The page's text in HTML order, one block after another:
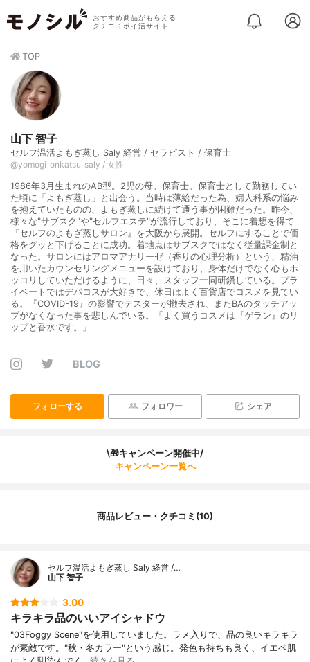
おすすめ商品がもらえる
クチコミポイ活サイト
TOP
山下 智子
セルフ温活よもぎ蒸し Saly 経営 / セラピスト / 保育士
@yomogi_onkatsu_saly / 女性
1986年3月生まれのAB型。2児の母。保育士。保育士として勤務してい
た頃に「よもぎ蒸し」と出会う。当時は薄給だった為、婦人科系の悩み
を抱えていたものの、よもぎ蒸しに続けて通う事が困難だった。昨今、
様々な"サブスク"や"セルフエステ"が流行しており、そこに着想を得て
『セルフのよもぎ蒸しサロン』を大阪から展開。セルフにすることで価
格をグッと下げることに成功。着地点はサブスクではなく従量課金制と
なった。サロンにはアロマアナリーゼ（香りの心理分析）という、精油
を用いたカウンセリングメニューを設けており、身体だけでなく心もホ
ッコリしていただけるように、日々、スタッフ一同研鑽している。プラ
イベートではデパコスが大好きで、休日はよく百貨店でコスメを見てい
る。『COVID-19』の影響でテスターが撤去され、またBAのタッチアッ
プがなくなった事を悲しんでいる。「よく買うコスメは『ゲラン』のリ
ップと香水です。」
BLOG
フォローする フォロワー シェア
\🎁キャンペーン開催中/
キャンペーン一覧へ
商品レビュー・クチコミ(10)
セルフ温活よもぎ蒸し Saly 経営 /…
山下 智子
3.00
キラキラ品のいいアイシャドウ
"03Foggy Scene"を使用していました。ラメ入りで、品の良いキラキラ
が素敵です。"秋・冬カラー"という感じ。発色も持ちも良く、イエベ肌